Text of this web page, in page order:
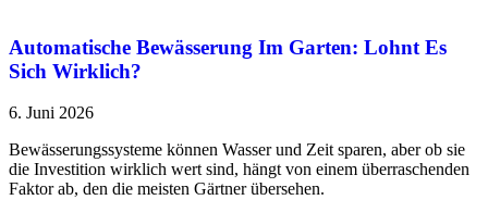
Automatische Bewässerung Im Garten: Lohnt Es
Sich Wirklich?
6. Juni 2026
Bewässerungssysteme können Wasser und Zeit sparen, aber ob sie
die Investition wirklich wert sind, hängt von einem überraschenden
Faktor ab, den die meisten Gärtner übersehen.